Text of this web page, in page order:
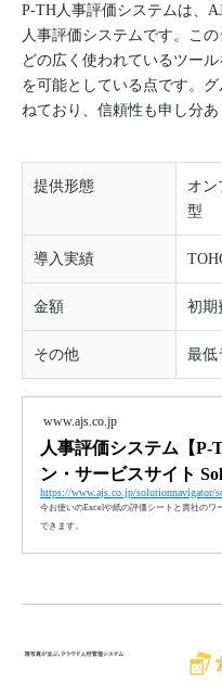
P-TH人事評価システムは、
人事評価システムです。こ
どの広く使われているツー
を可能としている点です。
ねており、信頼性も申し分あ
提供形態
オン
型
導入実績
金額 初期
その他 最低
www.ajs.co.jp
人事評価システム【P-
ン・サービスサイト
https://www.ajs.co.jp/solutionnavigator/
今お使いのExcelや紙の評価シートと貴社の
できます。